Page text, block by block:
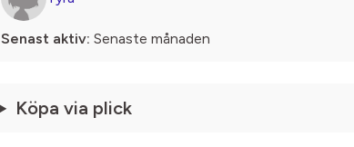
Senast aktiv: Senaste månaden
Köpa via plick